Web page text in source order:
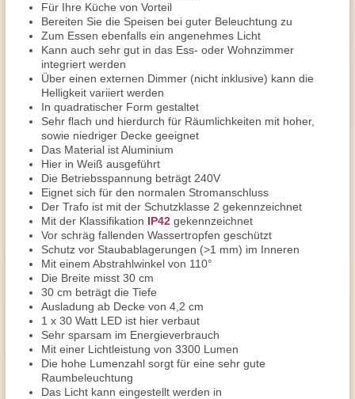
Für Ihre Küche von Vorteil
Bereiten Sie die Speisen bei guter Beleuchtung zu
Zum Essen ebenfalls ein angenehmes Licht
Kann auch sehr gut in das Ess- oder Wohnzimmer
integriert werden
Über einen externen Dimmer (nicht inklusive) kann die
Helligkeit variiert werden
In quadratischer Form gestaltet
Sehr flach und hierdurch für Räumlichkeiten mit hoher,
sowie niedriger Decke geeignet
Das Material ist Aluminium
Hier in Weiß ausgeführt
Die Betriebsspannung beträgt 240V
Eignet sich für den normalen Stromanschluss
Der Trafo ist mit der Schutzklasse 2 gekennzeichnet
Mit der Klassifikation IP42 gekennzeichnet
Vor schräg fallenden Wassertropfen geschützt
Schutz vor Staubablagerungen (>1 mm) im Inneren
Mit einem Abstrahlwinkel von 110°
Die Breite misst 30 cm
30 cm beträgt die Tiefe
Ausladung ab Decke von 4,2 cm
1 x 30 Watt LED ist hier verbaut
Sehr sparsam im Energieverbrauch
Mit einer Lichtleistung von 3300 Lumen
Die hohe Lumenzahl sorgt für eine sehr gute
Raumbeleuchtung
Das Licht kann eingestellt werden in